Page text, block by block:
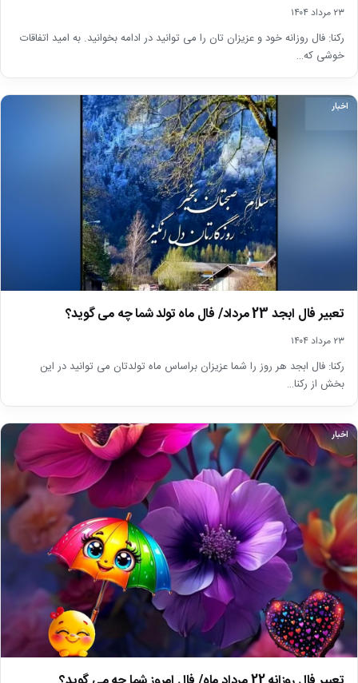
۲۳ مرداد ۱۴۰۴
رکنا: فال روزانه خود و عزیزان تان را می توانید در ادامه بخوانید. به امید اتفاقات
خوشی که…
اخبار
تعبیر فال ابجد 23 مرداد/ فال ماه تولد شما چه می گوید؟
۲۳ مرداد ۱۴۰۴
رکنا: فال ابجد هر روز را شما عزیزان براساس ماه تولدتان می توانید در این
بخش از رکنا…
اخبار